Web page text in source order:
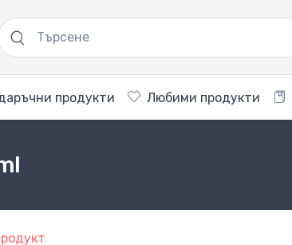
продукти Любими продукти